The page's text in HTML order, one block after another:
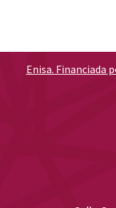
Enisa. Financiada